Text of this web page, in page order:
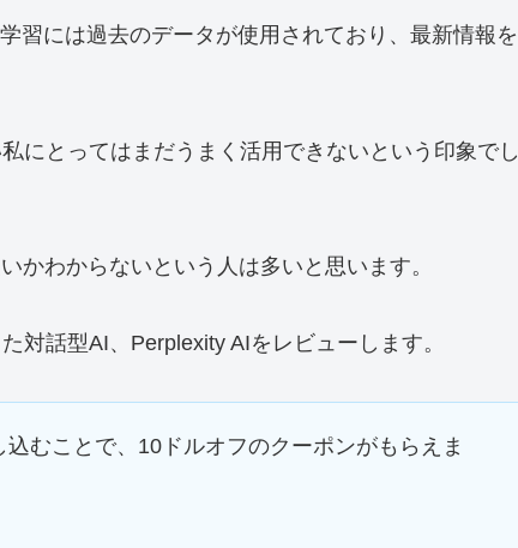
習には過去のデータが使用されており、最新情報を
にとってはまだうまく活用できないという印象でし
かわからないという人は多いと思います。
対話型AI、Perplexity AIをレビューします。
むことで、10ドルオフのクーポンがもらえま